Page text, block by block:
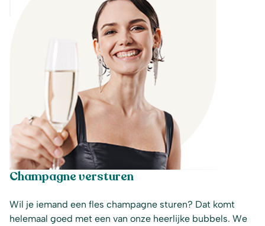
Champagne versturen
Wil je iemand een fles champagne sturen? Dat komt
helemaal goed met een van onze heerlijke bubbels. We